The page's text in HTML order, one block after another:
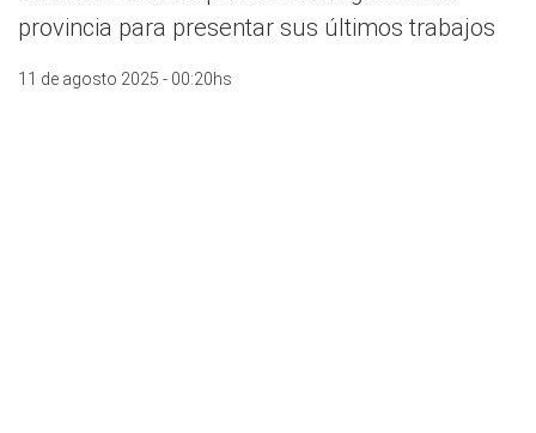
provincia para presentar sus últimos trabajos
11 de agosto 2025 - 00:20hs